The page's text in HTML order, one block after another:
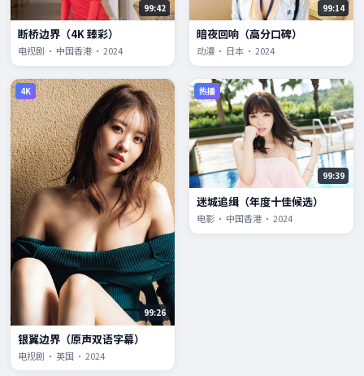
99:42
断桥边界（4K 臻彩）
电视剧 · 中国香港 · 2024
99:14
暗夜回响（高分口碑）
动漫 · 日本 · 2024
4K
99:26
银翼边界（原声双语字幕）
电视剧 · 英国 · 2024
热播
99:39
迷城追缉（年度十佳候选）
电影 · 中国香港 · 2024